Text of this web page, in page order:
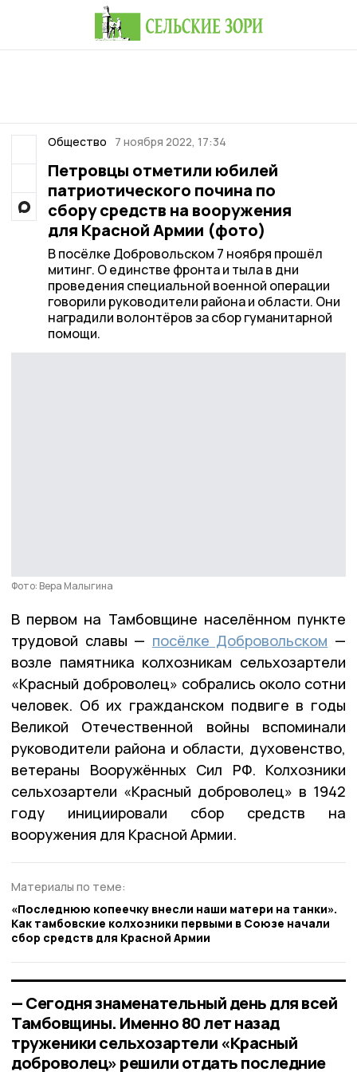
Общество 7 ноября 2022, 17:34
Петровцы отметили юбилей
патриотического почина по
сбору средств на вооружения
для Красной Армии (фото)
В посёлке Добровольском 7 ноября прошёл
митинг. О единстве фронта и тыла в дни
проведения специальной военной операции
говорили руководители района и области. Они
наградили волонтёров за сбор гуманитарной
помощи.
Фото: Вера Малыгина
В первом на Тамбовщине населённом пункте
трудовой славы — посёлке Добровольском —
возле памятника колхозникам сельхозартели
«Красный доброволец» собрались около сотни
человек. Об их гражданском подвиге в годы
Великой Отечественной войны вспоминали
руководители района и области, духовенство,
ветераны Вооружённых Сил РФ. Колхозники
сельхозартели «Красный доброволец» в 1942
году инициировали сбор средств на
вооружения для Красной Армии.
Материалы по теме:
«Последнюю копеечку внесли наши матери на танки».
Как тамбовские колхозники первыми в Союзе начали
сбор средств для Красной Армии
— Сегодня знаменательный день для всей
Тамбовщины. Именно 80 лет назад
труженики сельхозартели «Красный
доброволец» решили отдать последние